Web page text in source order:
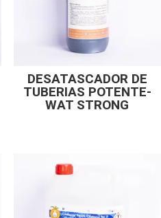
DESATASCADOR DE
TUBERIAS POTENTE-
WAT STRONG